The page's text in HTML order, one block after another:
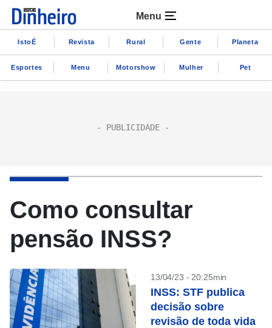
Menu
IstoÉ Revista Rural Gente Planeta
Esportes Menu Motorshow Mulher Pet
Como consultar
pensão INSS?
13/04/23 - 20:25min
INSS: STF publica
decisão sobre
revisão de toda vida